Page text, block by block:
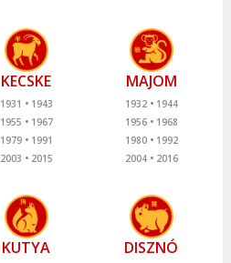
KECSKE
1931
1943
1955
1967
1979
1991
2003
2015
MAJOM
1932
1944
1956
1968
1980
1992
2004
2016
KUTYA DISZNÓ